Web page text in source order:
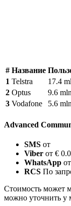
# Название
1 Telstra
17.4
2 Optus
9.6 mln
3 Vodafone 5.6 mln
Advanced
SMS от
Viber от €
WhatsApp
RCS По
Стоимость может
можно уточнить у